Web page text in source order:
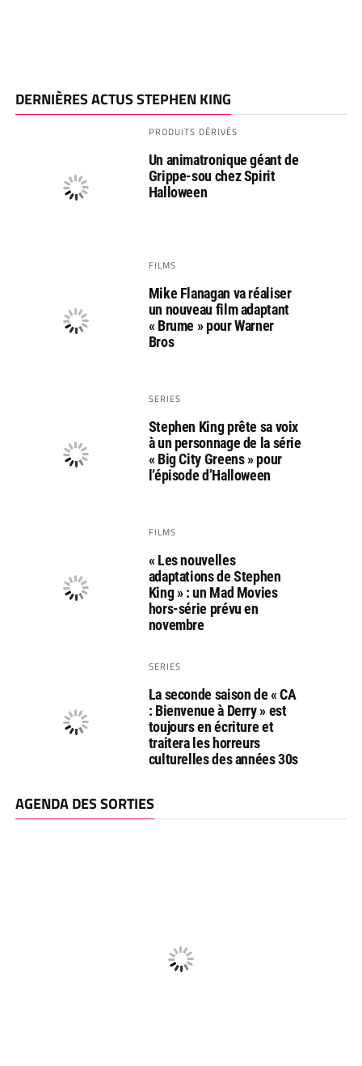
DERNIÈRES ACTUS STEPHEN KING
PRODUITS DÉRIVÉS
Un animatronique géant de
Grippe-sou chez Spirit
Halloween
FILMS
Mike Flanagan va réaliser
un nouveau film adaptant
« Brume » pour Warner
Bros
SERIES
Stephen King prête sa voix
à un personnage de la série
« Big City Greens » pour
l’épisode d’Halloween
FILMS
« Les nouvelles
adaptations de Stephen
King » : un Mad Movies
hors-série prévu en
novembre
SERIES
La seconde saison de « CA
: Bienvenue à Derry » est
toujours en écriture et
traitera les horreurs
culturelles des années 30s
AGENDA DES SORTIES